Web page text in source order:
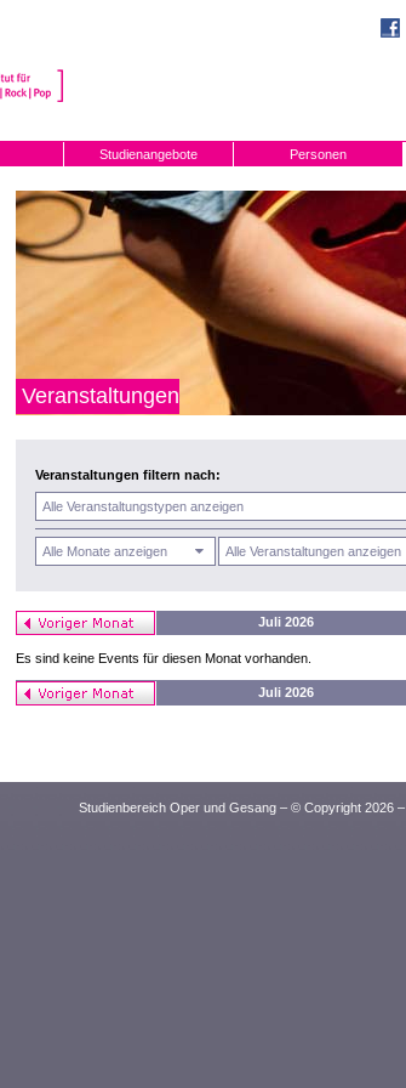
Studienangebote Personen
Veranstaltungen
Veranstaltungen filtern nach:
Juli 2026
Es sind keine Events für diesen Monat vorhanden.
Juli 2026
Studienbereich Oper und Gesang – © Copyright 2026 –